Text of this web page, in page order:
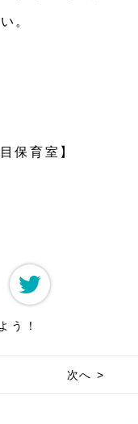
。
保育室】
う！
次へ >